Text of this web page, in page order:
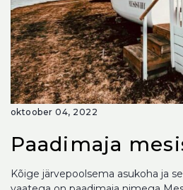
oktoober 04, 2022
Paadimaja
Kõige järvepoolsema asukoha ja